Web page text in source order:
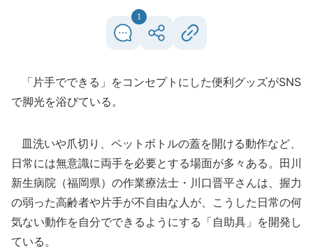
1
「片手でできる」をコンセプトにした便利グッズがSNS
で脚光を浴びている。
皿洗いや爪切り、ペットボトルの蓋を開ける動作など、
日常には無意識に両手を必要とする場面が多々ある。田川
新生病院（福岡県）の作業療法士・川口晋平さんは、握力
の弱った高齢者や片手が不自由な人が、こうした日常の何
気ない動作を自分でできるようにする「自助具」を開発し
ている。